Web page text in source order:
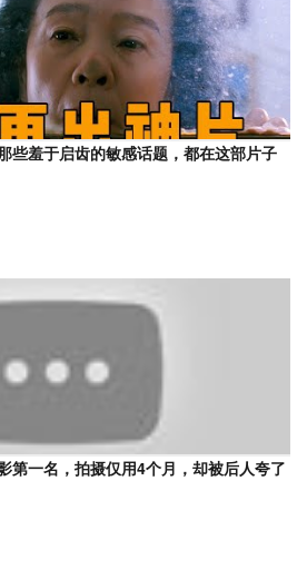
些羞于启齿的敏感话题，都在这部片子
第一名，拍摄仅用4个月，却被后人夸了